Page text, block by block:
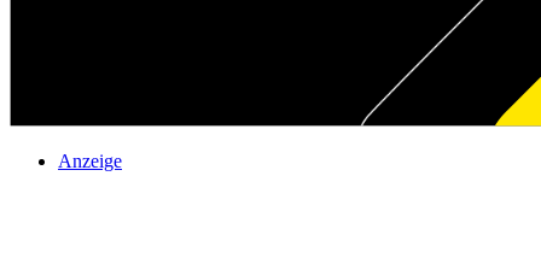
Anzeige